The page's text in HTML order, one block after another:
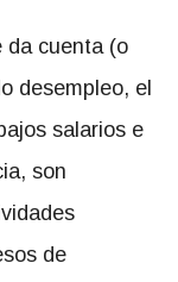
da cuenta (o
desempleo, el
salarios e
son
de